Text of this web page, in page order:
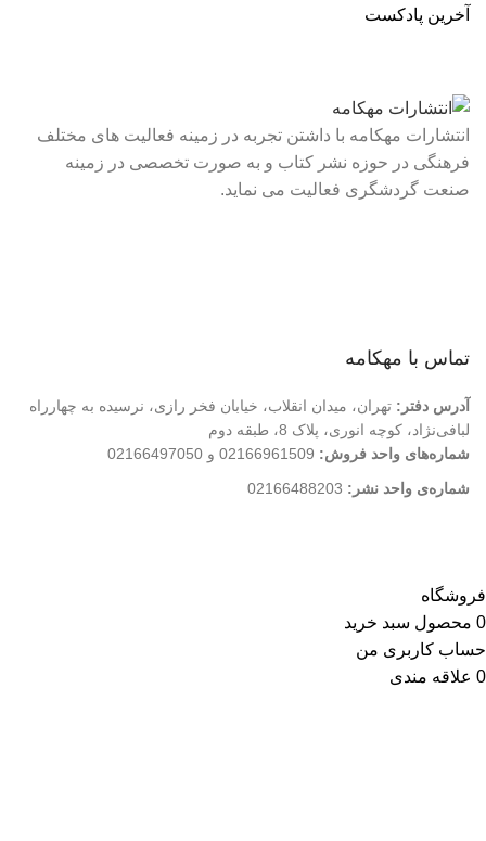
آخرین پادکست
انتشارات مهکامه با داشتن تجربه در زمینه فعالیت های مختلف
فرهنگی در حوزه نشر کتاب و به صورت تخصصی در زمینه
صنعت گردشگری فعالیت می نماید.
تماس با مهکامه
آدرس دفتر: تهران، میدان انقلاب، خیابان فخر رازی، نرسیده به چهارراه
لبافی‌نژاد، کوچه انوری، پلاک 8، طبقه دوم
شماره‌های واحد فروش: 02166961509 و 02166497050
شماره‌‌ی واحد نشر:
فروشگاه
0 محصول سبد خرید
حساب کاربری من
0 علاقه مندی